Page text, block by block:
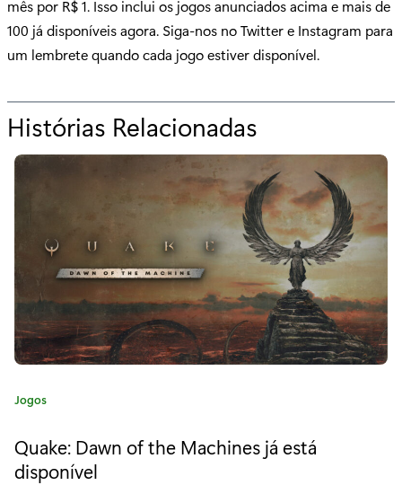
mês por R$ 1. Isso inclui os jogos anunciados acima e mais de
100 já disponíveis agora. Siga-nos no Twitter e Instagram para
um lembrete quando cada jogo estiver disponível.
Histórias Relacionadas
a
r
a
"
E
m
b
v
C
e
g
Jogos
Quake: Dawn of the Machines já está
disponível